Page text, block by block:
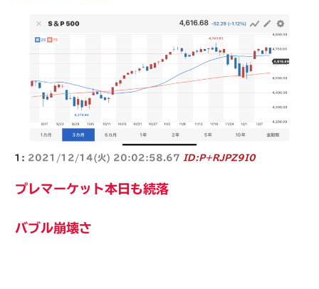
1: 2021/12/14(火) 20:02:58.67 ID:P+RJPZ9I0
プレマーケット本日も続落
バブル崩壊さ